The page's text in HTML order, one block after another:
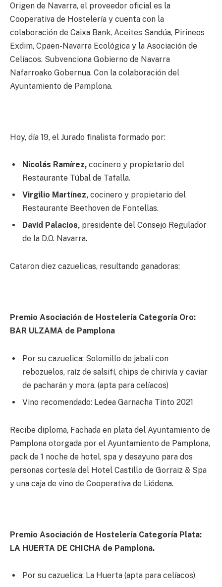
Origen de Navarra, el proveedor oficial es la
Cooperativa de Hostelería y cuenta con la
colaboración de Caixa Bank, Aceites Sandúa, Pirineos
Exdim, Cpaen-Navarra Ecológica y la Asociación de
Celíacos. Subvenciona Gobierno de Navarra 
Nafarroako Gobernua. Con la colaboración del
Ayuntamiento de Pamplona.
Hoy, día 19, el Jurado finalista formado por:
Nicolás Ramírez, cocinero y propietario del
Restaurante Túbal de Tafalla.
Virgilio Martínez, cocinero y propietario del
Restaurante Beethoven de Fontellas.
David Palacios, presidente del Consejo Regulador
de la D.O. Navarra.
Cataron diez cazuelicas, resultando ganadoras:
Premio Asociación de Hostelería Categoría Oro:
BAR ULZAMA de Pamplona
Por su cazuelica: Solomillo de jabalí con
rebozuelos, raíz de salsifí, chips de chirivía y caviar
de pacharán y mora. (apta para celíacos)
Vino recomendado: Ledea Garnacha Tinto 2021
Recibe diploma, Fachada en plata del Ayuntamiento de
Pamplona otorgada por el Ayuntamiento de Pamplona,
pack de 1 noche de hotel, spa y desayuno para dos
personas cortesía del Hotel Castillo de Gorraiz & Spa
y una caja de vino de Cooperativa de Liédena.
Premio Asociación de Hostelería Categoría Plata:
LA HUERTA DE CHICHA de Pamplona.
Por su cazuelica: La Huerta (apta para celíacos)